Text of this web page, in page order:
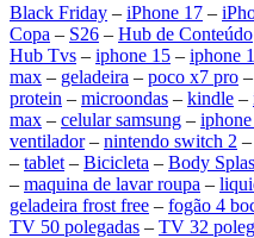
Black Friday – iPhone 17 –
Copa – S26 – Hub de Conteúdo
Hub Tvs – iphone 15 – iphone
max – geladeira – poco x7 pro –
protein – microondas – kindle –
max – celular samsung –
ventilador– nintendo switch 2 –
– tablet – Bicicleta – Body
– maquina de lavar roupa –
geladeira frost free – fogão 4
TV 50 polegadas – TV 32